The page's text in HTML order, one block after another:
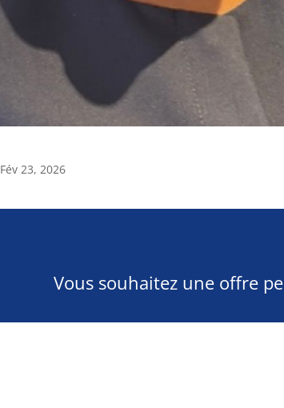
Fév 23, 2026
Vous souhaitez une offre